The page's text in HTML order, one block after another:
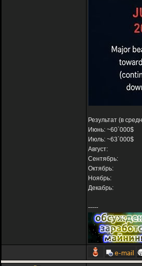
Результат (в
Июнь: ~60`000$
Июль: ~63`000$
Август:
Сентябрь:
Октябрь:
Ноябрь:
Декабрь:
-----